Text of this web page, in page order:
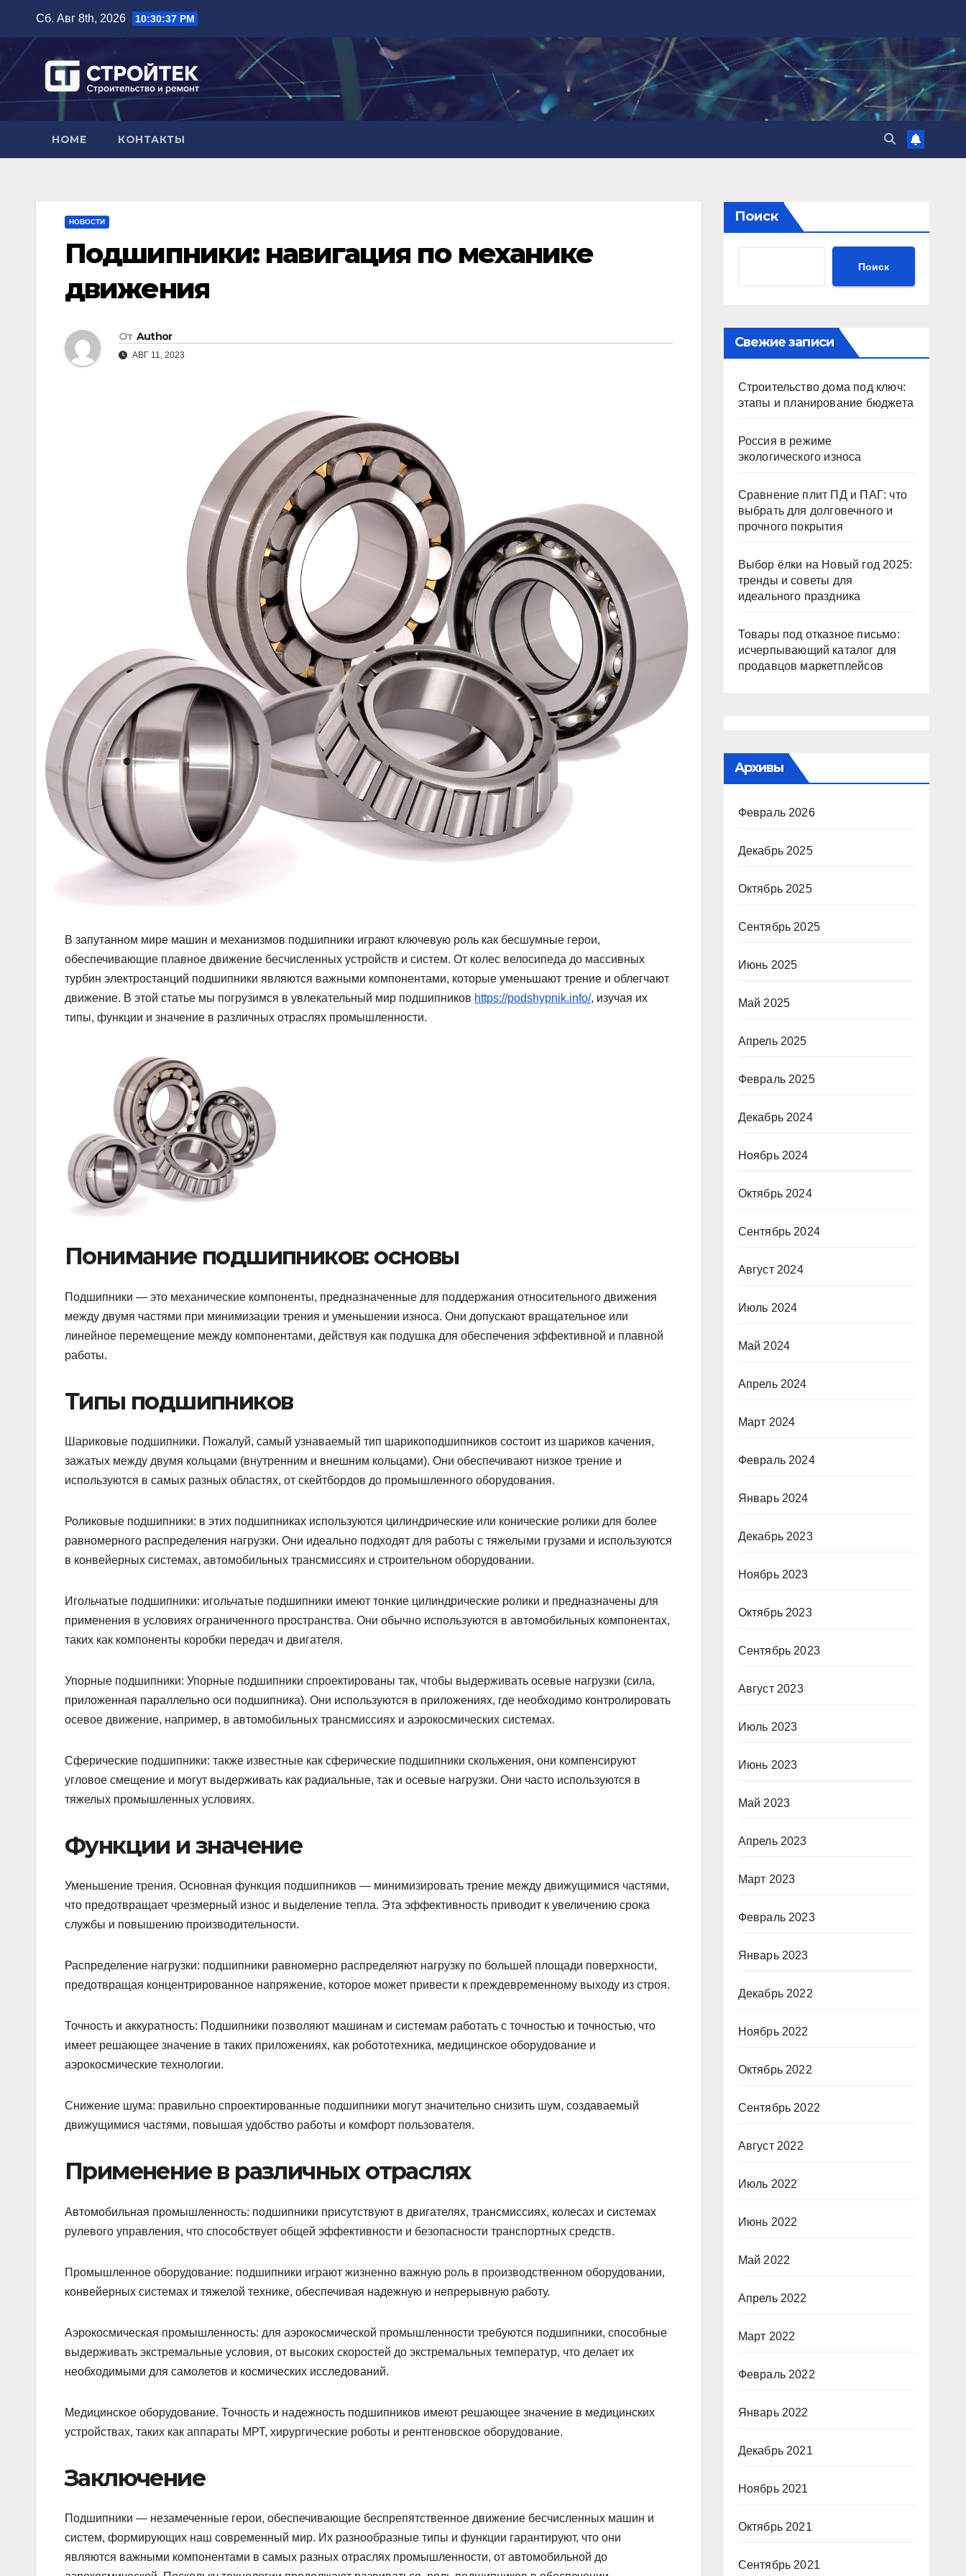
содержимому
Сб. Авг 8th, 2026 10:30:39 PM
HOME КОНТАКТЫ
НОВОСТИ
Подшипники: навигация по механике
движения
От Author
АВГ 11, 2023
В запутанном мире машин и механизмов подшипники играют ключевую роль как бесшумные герои,
обеспечивающие плавное движение бесчисленных устройств и систем. От колес велосипеда до массивных
турбин электростанций подшипники являются важными компонентами, которые уменьшают трение и облегчают
движение. В этой статье мы погрузимся в увлекательный мир подшипников https://podshypnik.info/, изучая их
типы, функции и значение в различных отраслях промышленности.
Понимание подшипников: основы
Подшипники — это механические компоненты, предназначенные для поддержания относительного движения
между двумя частями при минимизации трения и уменьшении износа. Они допускают вращательное или
линейное перемещение между компонентами, действуя как подушка для обеспечения эффективной и плавной
работы.
Типы подшипников
Шариковые подшипники. Пожалуй, самый узнаваемый тип шарикоподшипников состоит из шариков качения,
зажатых между двумя кольцами (внутренним и внешним кольцами). Они обеспечивают низкое трение и
используются в самых разных областях, от скейтбордов до промышленного оборудования.
Роликовые подшипники: в этих подшипниках используются цилиндрические или конические ролики для более
равномерного распределения нагрузки. Они идеально подходят для работы с тяжелыми грузами и используются
в конвейерных системах, автомобильных трансмиссиях и строительном оборудовании.
Игольчатые подшипники: игольчатые подшипники имеют тонкие цилиндрические ролики и предназначены для
применения в условиях ограниченного пространства. Они обычно используются в автомобильных компонентах,
таких как компоненты коробки передач и двигателя.
Упорные подшипники: Упорные подшипники спроектированы так, чтобы выдерживать осевые нагрузки (сила,
приложенная параллельно оси подшипника). Они используются в приложениях, где необходимо контролировать
осевое движение, например, в автомобильных трансмиссиях и аэрокосмических системах.
Сферические подшипники: также известные как сферические подшипники скольжения, они компенсируют
угловое смещение и могут выдерживать как радиальные, так и осевые нагрузки. Они часто используются в
тяжелых промышленных условиях.
Функции и значение
Уменьшение трения. Основная функция подшипников — минимизировать трение между движущимися частями,
что предотвращает чрезмерный износ и выделение тепла. Эта эффективность приводит к увеличению срока
службы и повышению производительности.
Распределение нагрузки: подшипники равномерно распределяют нагрузку по большей площади поверхности,
предотвращая концентрированное напряжение, которое может привести к преждевременному выходу из строя.
Точность и аккуратность: Подшипники позволяют машинам и системам работать с точностью и точностью, что
имеет решающее значение в таких приложениях, как робототехника, медицинское оборудование и
аэрокосмические технологии.
Снижение шума: правильно спроектированные подшипники могут значительно снизить шум, создаваемый
движущимися частями, повышая удобство работы и комфорт пользователя.
Применение в различных отраслях
Автомобильная промышленность: подшипники присутствуют в двигателях, трансмиссиях, колесах и системах
рулевого управления, что способствует общей эффективности и безопасности транспортных средств.
Промышленное оборудование: подшипники играют жизненно важную роль в производственном оборудовании,
конвейерных системах и тяжелой технике, обеспечивая надежную и непрерывную работу.
Аэрокосмическая промышленность: для аэрокосмической промышленности требуются подшипники, способные
выдерживать экстремальные условия, от высоких скоростей до экстремальных температур, что делает их
необходимыми для самолетов и космических исследований.
Медицинское оборудование. Точность и надежность подшипников имеют решающее значение в медицинских
устройствах, таких как аппараты МРТ, хирургические роботы и рентгеновское оборудование.
Заключение
Подшипники — незамеченные герои, обеспечивающие беспрепятственное движение бесчисленных машин и
систем, формирующих наш современный мир. Их разнообразные типы и функции гарантируют, что они
являются важными компонентами в самых разных отраслях промышленности, от автомобильной до
Поиск
Поиск
Свежие записи
Строительство дома под ключ:
этапы и планирование бюджета
Россия в режиме
экологического износа
Сравнение плит ПД и ПАГ: что
выбрать для долговечного и
прочного покрытия
Выбор ёлки на Новый год 2025:
тренды и советы для
идеального праздника
Товары под отказное письмо:
исчерпывающий каталог для
продавцов маркетплейсов
Архивы
Февраль 2026
Декабрь 2025
Октябрь 2025
Сентябрь 2025
Июнь 2025
Май 2025
Апрель 2025
Февраль 2025
Декабрь 2024
Ноябрь 2024
Октябрь 2024
Сентябрь 2024
Август 2024
Июль 2024
Май 2024
Апрель 2024
Март 2024
Февраль 2024
Январь 2024
Декабрь 2023
Ноябрь 2023
Октябрь 2023
Сентябрь 2023
Август 2023
Июль 2023
Июнь 2023
Май 2023
Апрель 2023
Март 2023
Февраль 2023
Январь 2023
Декабрь 2022
Ноябрь 2022
Октябрь 2022
Сентябрь 2022
Август 2022
Июль 2022
Июнь 2022
Май 2022
Апрель 2022
Март 2022
Февраль 2022
Январь 2022
Декабрь 2021
Ноябрь 2021
Октябрь 2021
Сентябрь 2021